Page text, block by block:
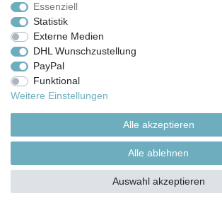
Essenziell
Statistik
Externe Medien
DHL Wunschzustellung
PayPal
Funktional
Weitere Einstellungen
Alle akzeptieren
Alle ablehnen
Auswahl akzeptieren